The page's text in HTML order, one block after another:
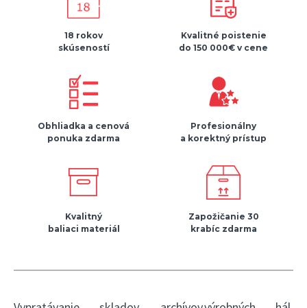
18 rokov
skúseností
Kvalitné poistenie
do 150 000€ v cene
Obhliadka a cenová
ponuka zdarma
Profesionálny
a korektný prístup
Kvalitný
baliaci materiál
Zapožičanie 30
krabíc zdarma